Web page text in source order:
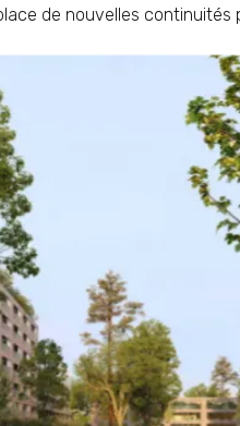
de nouvelles continuités